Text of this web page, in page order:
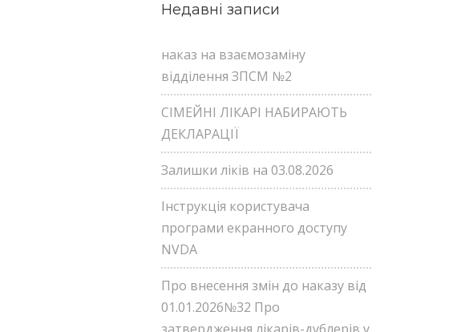
Недавні записи
наказ на взаємозаміну
відділення ЗПСМ №2
СІМЕЙНІ ЛІКАРІ НАБИРАЮТЬ
ДЕКЛАРАЦІЇ
Залишки ліків на 03.08.2026
Інструкція користувача
програми екранного доступу
NVDA
Про внесення змін до наказу від
01.01.2026№32 Про